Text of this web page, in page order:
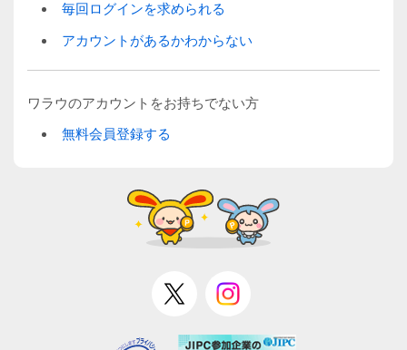
毎回ログインを求められる
アカウントがあるかわからない
ワラウのアカウントをお持ちでない方
無料会員登録する